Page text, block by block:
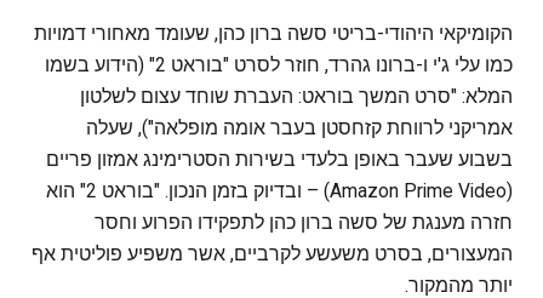
הקומיקאי היהודי-בריטי סשה ברון כהן, שעומד מאחורי דמויות
כמו עלי ג'י ו-ברונו גהרד, חוזר לסרט "בוראט 2" (הידוע בשמו
המלא: "סרט המשך בוראט: העברת שוחד עצום לשלטון
אמריקני לרווחת קזחסטן בעבר אומה מופלאה"), שעלה
בשבוע שעבר באופן בלעדי בשירות הסטרימינג אמזון פריים
(Amazon Prime Video) – ובדיוק בזמן הנכון. "בוראט 2" הוא
חזרה מענגת של סשה ברון כהן לתפקידו הפרוע וחסר
המעצורים, בסרט משעשע לקרביים, אשר משפיע פוליטית אף
יותר מהמקור.